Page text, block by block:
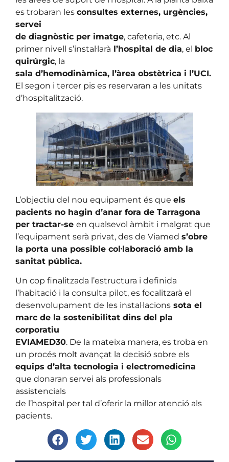
es trobaran les consultes externes, urgències,
servei
de diagnòstic per imatge, cafeteria, etc. Al
primer nivell s’instal·larà l’hospital de dia, el bloc
quirúrgic, la
sala d’hemodinàmica, l’àrea obstètrica i l’UCI.
El segon i tercer pis es reservaran a les unitats
d’hospitalització.
L’objectiu del nou equipament és que els
pacients no hagin d’anar fora de Tarragona
per tractar-se en qualsevol àmbit i malgrat que
l’equipament serà privat, des de Viamed s’obre
la porta una possible col·laboració amb la
sanitat pública.
Un cop finalitzada l’estructura i definida
l’habitació i la consulta pilot, es focalitzarà el
desenvolupament de les instal·lacions sota el
marc de la sostenibilitat dins del pla
corporatiu
EVIAMED30. De la mateixa manera, es troba en
un procés molt avançat la decisió sobre els
equips d’alta tecnologia i electromedicina
que donaran servei als professionals
assistencials
de l’hospital per tal d’oferir la millor atenció als
pacients.